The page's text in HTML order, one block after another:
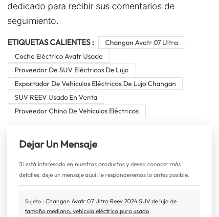
dedicado para recibir sus comentarios de
seguimiento.
ETIQUETAS CALIENTES :
Changan Avatr 07 Ultra
Coche Eléctrico Avatr Usado
Proveedor De SUV Eléctricos De Lujo
Exportador De Vehículos Eléctricos De Lujo Changan
SUV REEV Usado En Venta
Proveedor Chino De Vehículos Eléctricos
Dejar Un Mensaje
Si está interesado en nuestros productos y desea conocer más
detalles, deje un mensaje aquí, le responderemos lo antes posible.
Sujeto : Changan Avatr 07 Ultra Reev 2024 SUV de lujo de
tamaño mediano, vehículo eléctrico puro usado